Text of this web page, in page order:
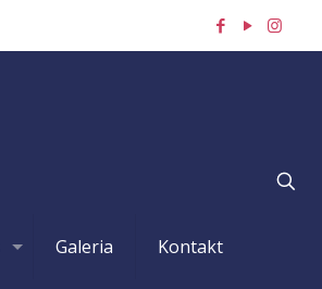
Galeria Kontakt